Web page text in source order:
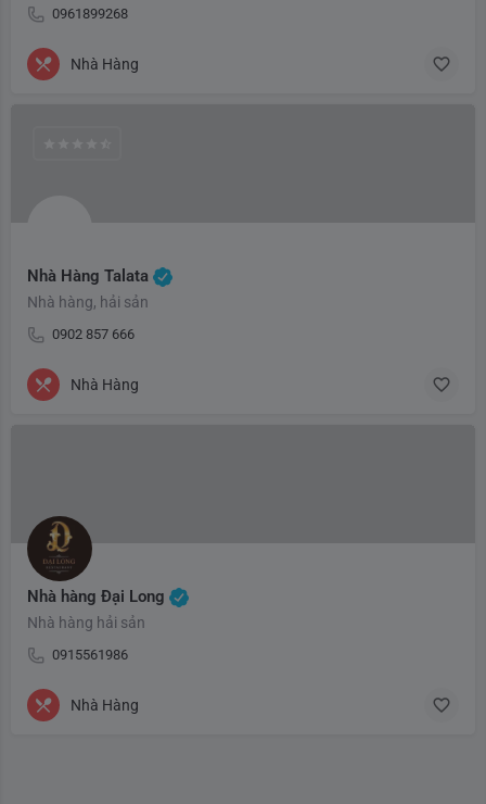
0961899268
Nhà Hàng
Nhà Hàng Talata
Nhà hàng, hải sản
0902 857 666
Nhà Hàng
Nhà hàng Đại Long
Nhà hàng hải sản
0915561986
Nhà Hàng